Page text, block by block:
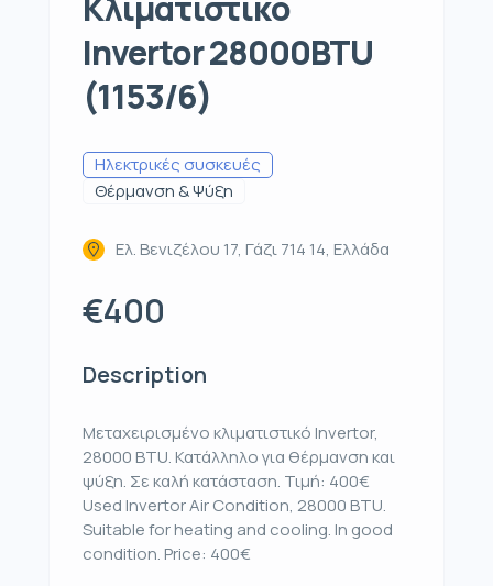
Invertor 28000BTU
(1153/6)
Ηλεκτρικές συσκευές
Θέρμανση & Ψύξη
Ελ. Βενιζέλου 17, Γάζι 714 14, Ελλάδα
€400
Description
Μεταχειρισμένο κλιματιστικό Invertor,
28000 BTU. Κατάλληλο για θέρμανση και
ψύξη. Σε καλή κατάσταση. Τιμή: 400€
Used Invertor Air Condition, 28000 BTU.
Suitable for heating and cooling. In good
condition. Price: 400€